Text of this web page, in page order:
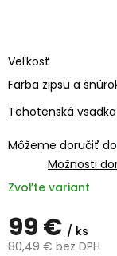
99 € / ks
80,49 € bez DPH
Zvoľte variant
Veľkosť
Farba zipsu a
Tehotenská vsadka
Môžeme doručiť
Možnosti